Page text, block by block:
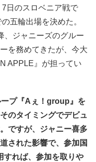
日のスロベニア戦で
五輪出場を決めた。
、ジャニーズのグルー
を務めてきたが、今大
APPLE』が担ってい
ープ『Aぇ！group』を
のタイミングでデビュ
ですが、ジャニー喜多
された影響で、参加国
すれば、参加を取りや